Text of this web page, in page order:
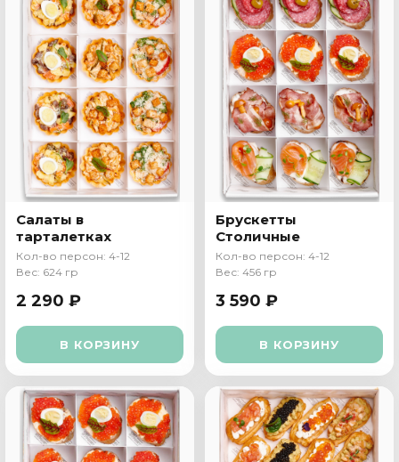
Салаты в
тарталетках
Кол-во персон: 4-12
Вес: 624 гр
2 290 ₽
В КОРЗИНУ
Брускетты
Столичные
Кол-во персон: 4-12
Вес: 456 гр
3 590 ₽
В КОРЗИНУ